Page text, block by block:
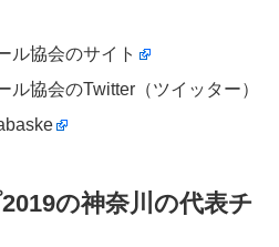
ル協会のサイト
ル協会のTwitter（ツイッター）
の神奈川の代表チ